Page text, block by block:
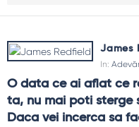
James
In: Adevăr
O data ce ai aflat ce
ta, nu mai poti sterge
Daca vei incerca sa